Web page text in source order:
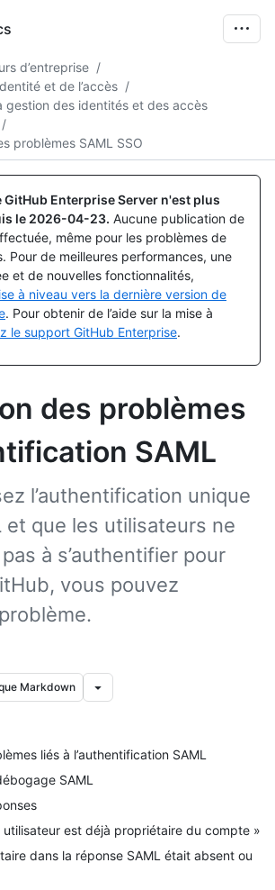
d’entreprise /
et de l’accès /
gestion des identités et des accès
/
problèmes SAML SSO
GitHub Enterprise Server n'est plus
le 2026-04-23. Aucune publication de
même pour les problèmes de
Pour de meilleures performances, une
et de nouvelles fonctionnalités,
à niveau vers la dernière version de
. Pour obtenir de l’aide sur la mise à
le support GitHub Enterprise.
des problèmes
SAML
l’authentification unique
et que les utilisateurs ne
à s’authentifier pour
vous pouvez
Markdown
liés à l’authentification SAML
SAML
utilisateur est déjà propriétaire du compte »
dans la réponse SAML était absent ou